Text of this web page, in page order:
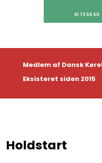
61 73 56 50
Medlem af Dansk
Eksisteret siden 2015
​Holdstart​